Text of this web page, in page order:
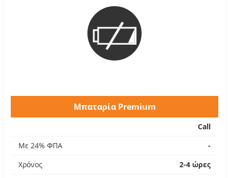
Μπαταρία Premium
Call
Με 24% ΦΠΑ
-
Χρόνος
2-4 ώρες